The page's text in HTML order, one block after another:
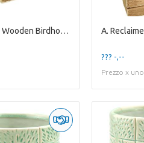
A. Reclaimed Wooden Birdhouse Planter S
??? -,--
Prezzo x uno